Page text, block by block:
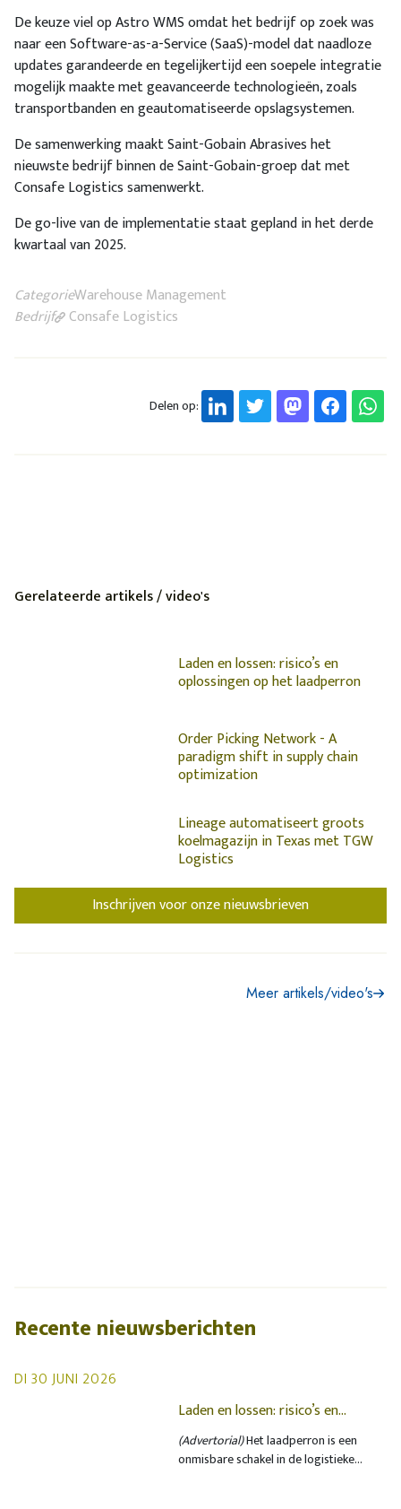
De keuze viel op Astro WMS omdat het bedrijf op zoek was
naar een Software-as-a-Service (SaaS)-model dat naadloze
updates garandeerde en tegelijkertijd een soepele integratie
mogelijk maakte met geavanceerde technologieën, zoals
transportbanden en geautomatiseerde opslagsystemen.
De samenwerking maakt Saint-Gobain Abrasives het
nieuwste bedrijf binnen de Saint-Gobain-groep dat met
Consafe Logistics samenwerkt.
De go-live van de implementatie staat gepland in het derde
kwartaal van 2025.
CategorieWarehouse Management
Bedrijf
Consafe Logistics
Delen op:
Gerelateerde artikels / video's
Laden en lossen: risico’s en
oplossingen op het laadperron
Order Picking Network - A
paradigm shift in supply chain
optimization
Lineage automatiseert groots
koelmagazijn in Texas met TGW
Logistics
Inschrijven voor onze nieuwsbrieven
Meer artikels/video's
Recente nieuwsberichten
DI 30 JUNI 2026
Laden en lossen: risico’s en
(Advertorial)Het laadperron is een
onmisbare schakel in de logistieke